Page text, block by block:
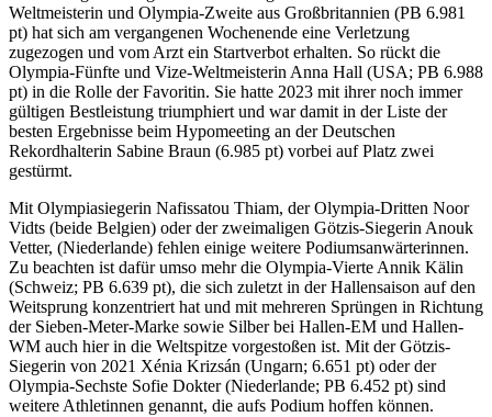
Weltmeisterin und Olympia-Zweite aus Großbritannien (PB 6.981
pt) hat sich am vergangenen Wochenende eine Verletzung
zugezogen und vom Arzt ein Startverbot erhalten. So rückt die
Olympia-Fünfte und Vize-Weltmeisterin Anna Hall (USA; PB 6.988
pt) in die Rolle der Favoritin. Sie hatte 2023 mit ihrer noch immer
gültigen Bestleistung triumphiert und war damit in der Liste der
besten Ergebnisse beim Hypomeeting an der Deutschen
Rekordhalterin Sabine Braun (6.985 pt) vorbei auf Platz zwei
gestürmt.
Mit Olympiasiegerin Nafissatou Thiam, der Olympia-Dritten Noor
Vidts (beide Belgien) oder der zweimaligen Götzis-Siegerin Anouk
Vetter, (Niederlande) fehlen einige weitere Podiumsanwärterinnen.
Zu beachten ist dafür umso mehr die Olympia-Vierte Annik Kälin
(Schweiz; PB 6.639 pt), die sich zuletzt in der Hallensaison auf den
Weitsprung konzentriert hat und mit mehreren Sprüngen in Richtung
der Sieben-Meter-Marke sowie Silber bei Hallen-EM und Hallen-
WM auch hier in die Weltspitze vorgestoßen ist. Mit der Götzis-
Siegerin von 2021 Xénia Krizsán (Ungarn; 6.651 pt) oder der
Olympia-Sechste Sofie Dokter (Niederlande; PB 6.452 pt) sind
weitere Athletinnen genannt, die aufs Podium hoffen können.